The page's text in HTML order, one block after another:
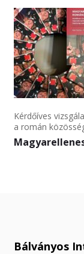
Kérdőíves
a román
Bálványos